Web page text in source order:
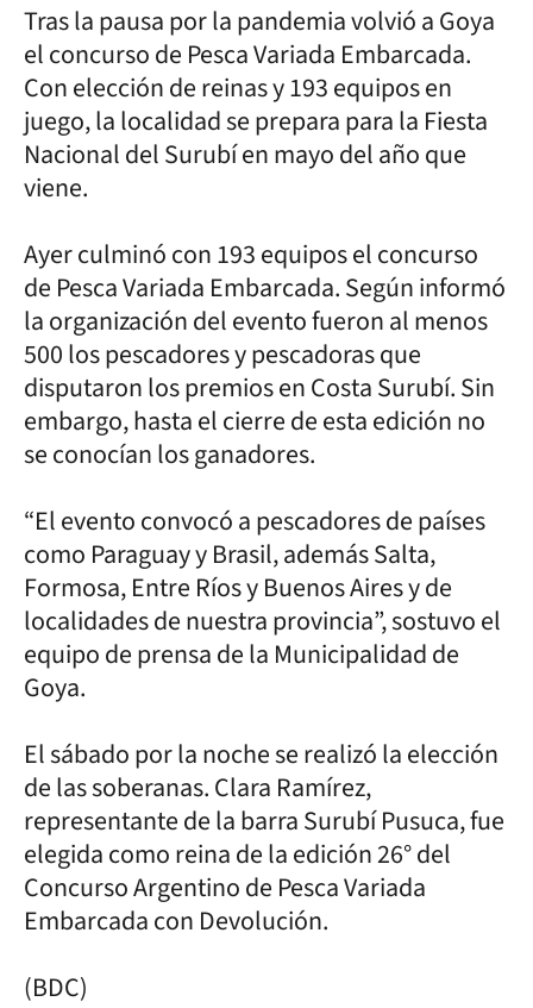
Tras la pausa por la pandemia volvió a Goya
el concurso de Pesca Variada Embarcada.
Con elección de reinas y 193 equipos en
juego, la localidad se prepara para la Fiesta
Nacional del Surubí en mayo del año que
viene.
Ayer culminó con 193 equipos el concurso
de Pesca Variada Embarcada. Según informó
la organización del evento fueron al menos
500 los pescadores y pescadoras que
disputaron los premios en Costa Surubí. Sin
embargo, hasta el cierre de esta edición no
se conocían los ganadores.
“El evento convocó a pescadores de países
como Paraguay y Brasil, además Salta,
Formosa, Entre Ríos y Buenos Aires y de
localidades de nuestra provincia”, sostuvo el
equipo de prensa de la Municipalidad de
Goya.
El sábado por la noche se realizó la elección
de las soberanas. Clara Ramírez,
representante de la barra Surubí Pusuca, fue
elegida como reina de la edición 26° del
Concurso Argentino de Pesca Variada
Embarcada con Devolución.
(BDC)